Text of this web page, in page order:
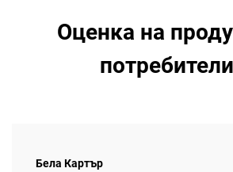
Оценка на
Бела Картър